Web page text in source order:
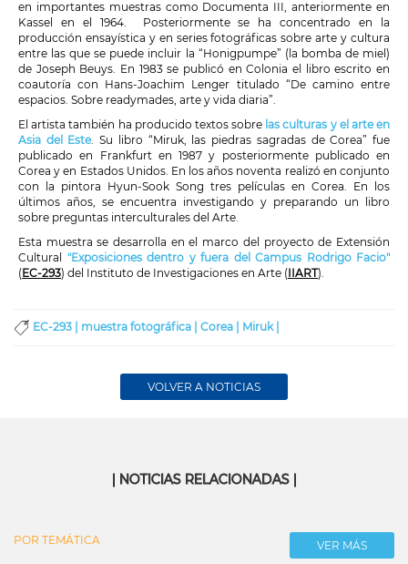
en importantes muestras como Documenta III, anteriormente en
Kassel en el 1964. Posteriormente se ha concentrado en la
producción ensayística y en series fotográficas sobre arte y cultura
entre las que se puede incluir la “Honigpumpe” (la bomba de miel)
de Joseph Beuys. En 1983 se publicó en Colonia el libro escrito en
coautoría con Hans-Joachim Lenger titulado “De camino entre
espacios. Sobre readymades, arte y vida diaria”.
El artista también ha producido textos sobre las culturas y el arte en
Asia del Este. Su libro “Miruk, las piedras sagradas de Corea” fue
publicado en Frankfurt en 1987 y posteriormente publicado en
Corea y en Estados Unidos. En los años noventa realizó en conjunto
con la pintora Hyun-Sook Song tres películas en Corea. En los
últimos años, se encuentra investigando y preparando un libro
sobre preguntas interculturales del Arte.
Esta muestra se desarrolla en el marco del proyecto de Extensión
Cultural "Exposiciones dentro y fuera del Campus Rodrigo Facio"
(EC-293) del Instituto de Investigaciones en Arte (IIART).
EC-293 | muestra fotográfica | Corea | Miruk |
VOLVER A NOTICIAS
| NOTICIAS RELACIONADAS |
POR TEMÁTICA VER MÁS